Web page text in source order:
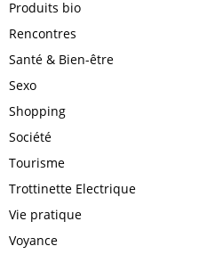
Produits bio
Rencontres
Santé & Bien-être
Sexo
Shopping
Société
Tourisme
Trottinette Electrique
Vie pratique
Voyance